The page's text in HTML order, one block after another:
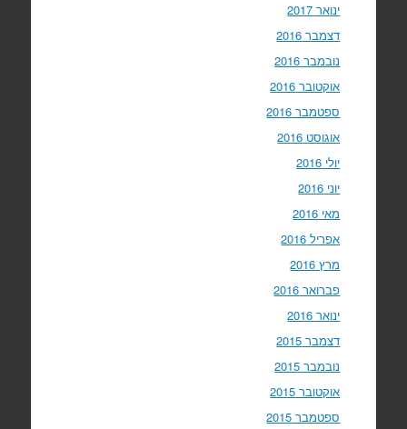
ינואר 2017
דצמבר 2016
נובמבר 2016
אוקטובר 2016
ספטמבר 2016
אוגוסט 2016
יולי 2016
יוני 2016
מאי 2016
אפריל 2016
מרץ 2016
פברואר 2016
ינואר 2016
דצמבר 2015
נובמבר 2015
אוקטובר 2015
ספטמבר 2015